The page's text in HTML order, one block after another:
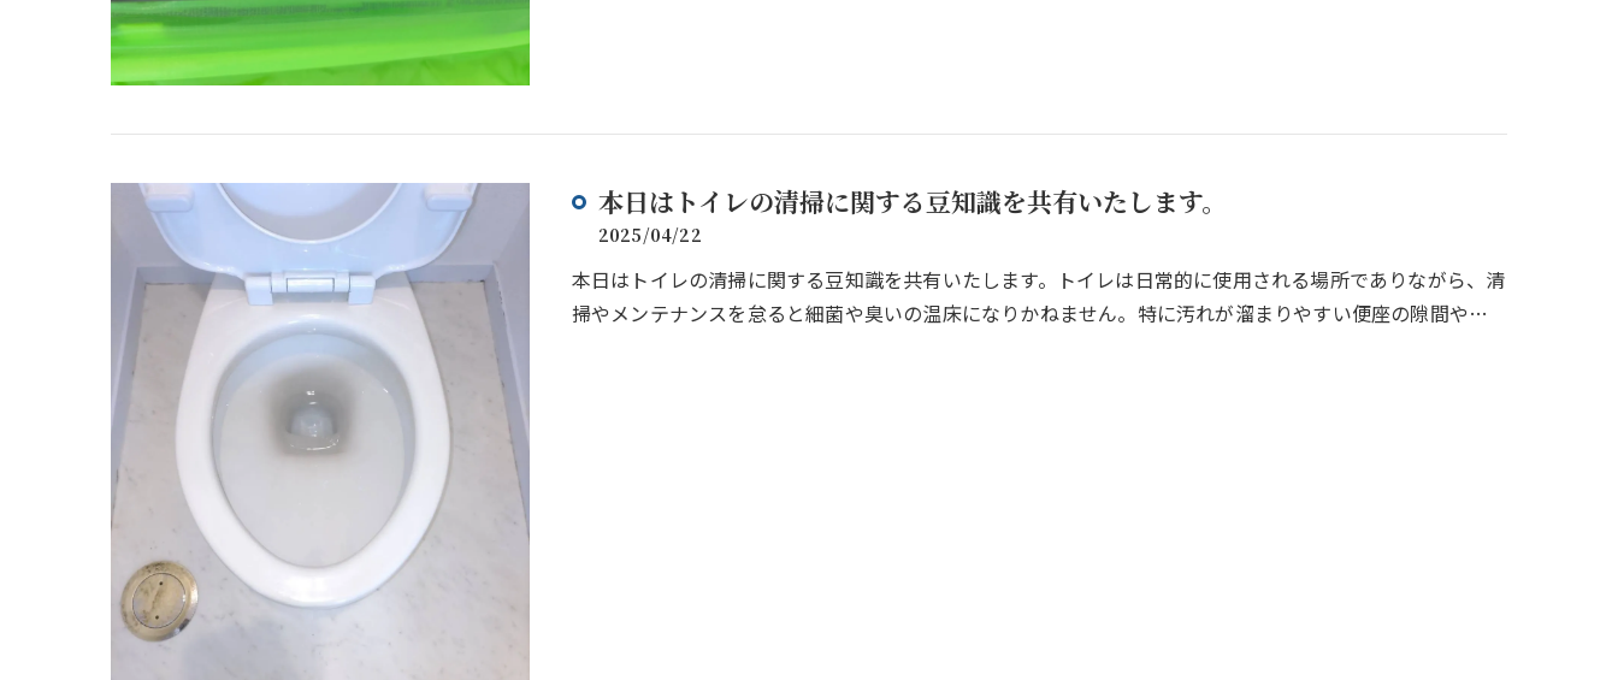
本日はトイレの清掃に関する豆知識を共有いたします。
2025/04/22
本日はトイレの清掃に関する豆知識を共有いたします。トイレは日常的に使用される場所でありながら、清
掃やメンテナンスを怠ると細菌や臭いの温床になりかねません。特に汚れが溜まりやすい便座の隙間や…